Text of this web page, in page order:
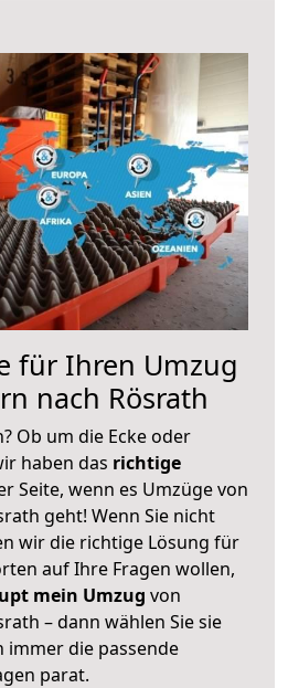
für Ihren Umzug
nach Rösrath
Ob um die Ecke oder
haben das richtige
Seite, wenn es Umzüge von
geht! Wenn Sie nicht
wir die richtige Lösung für
auf Ihre Fragen wollen,
mein Umzug von
– dann wählen Sie sie
immer die passende
parat.